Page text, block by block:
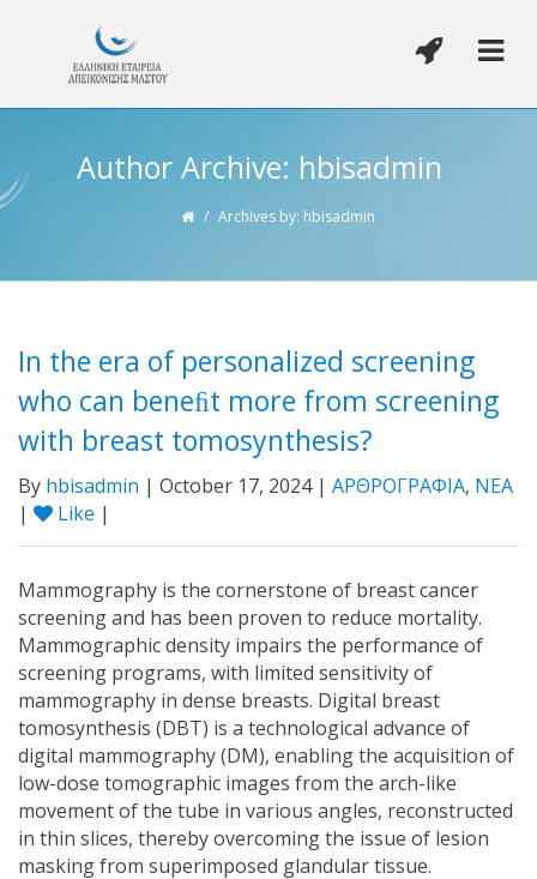
Author Archive: hbisadmin
/ Archives by: hbisadmin
In the era of personalized screening
who can beneﬁt more from screening
with breast tomosynthesis?
By hbisadmin | October 17, 2024 | ΑΡΘΡΟΓΡΑΦΙΑ, ΝΕΑ
|
Like |
Mammography is the cornerstone of breast cancer
screening and has been proven to reduce mortality.
Mammographic density impairs the performance of
screening programs, with limited sensitivity of
mammography in dense breasts. Digital breast
tomosynthesis (DBT) is a technological advance of
digital mammography (DM), enabling the acquisition of
low-dose tomographic images from the arch-like
movement of the tube in various angles, reconstructed
in thin slices, thereby overcoming the issue of lesion
masking from superimposed glandular tissue.